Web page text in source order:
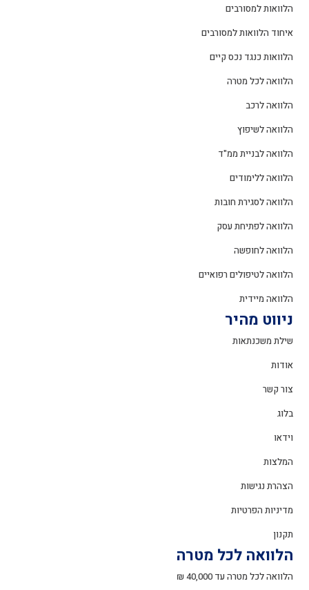
הלוואות למסורבים
איחוד הלוואות למסורבים
הלוואות כנגד נכס קיים
הלוואה לכל מטרה
הלוואה לרכב
הלוואה לשיפוץ
הלוואה לבניית ממ"ד
הלוואה ללימודים
הלוואה לסגירת חובות
הלוואה לפתיחת עסק
הלוואה לחופשה
הלוואה לטיפולים רפואיים
הלוואה מיידית
ניווט מהיר
שילת משכנתאות
אודות
צור קשר
בלוג
וידאו
המלצות
הצהרת נגישות
מדיניות הפרטיות
תקנון
הלוואה לכל מטרה
הלוואה לכל מטרה עד 40,000 ₪